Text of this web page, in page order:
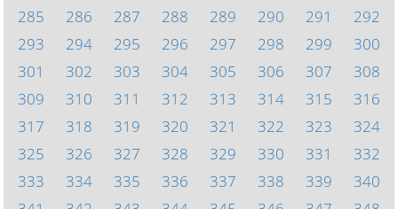
285
286 287 288 289 290 291
292
293
294 295 296 297 298 299
300
301
302 303 304 305 306 307
308
309
310 311 312 313 314 315
316
317
318 319 320 321 322 323
324
325
326 327 328 329 330 331
332
333
334 335 336 337 338 339
340